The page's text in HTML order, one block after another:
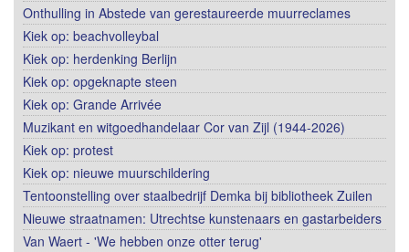
Onthulling in Abstede van gerestaureerde muurreclames
Kiek op: beachvolleybal
Kiek op: herdenking Berlijn
Kiek op: opgeknapte steen
Kiek op: Grande Arrivée
Muzikant en witgoedhandelaar Cor van Zijl (1944-2026)
Kiek op: protest
Kiek op: nieuwe muurschildering
Tentoonstelling over staalbedrijf Demka bij bibliotheek Zuilen
Nieuwe straatnamen: Utrechtse kunstenaars en gastarbeiders
Van Waert - 'We hebben onze otter terug'